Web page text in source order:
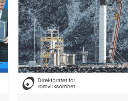
medlemslandene hvordan
innen teknologi, digitalisering
investeringer kan styrkes i en
av økende global ustabilitet.